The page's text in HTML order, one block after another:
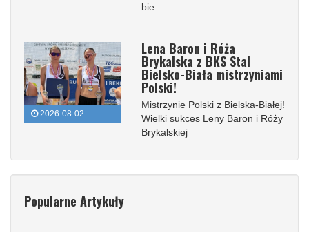
bie...
2026-08-02
Lena Baron i Róża
Brykalska z BKS Stal
Bielsko-Biała mistrzyniami
Polski!
Mistrzynie Polski z Bielska-Białej!
Wielki sukces Leny Baron i Róży
Brykalskiej
Popularne Artykuły